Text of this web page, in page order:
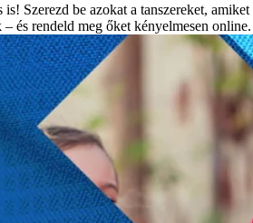
Szerezd be azokat a tanszereket, amiket
és rendeld meg őket kényelmesen online.